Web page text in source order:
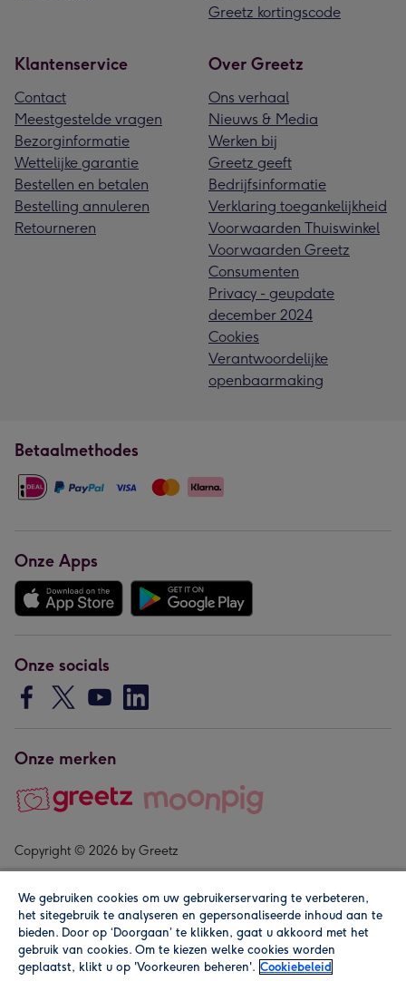
Greetz kortingscode
Klantenservice
Contact
Meestgestelde vragen
Bezorginformatie
Wettelijke garantie
Bestellen en betalen
Bestelling annuleren
Retourneren
Over Greetz
Ons verhaal
Nieuws & Media
Werken bij
Greetz geeft
Bedrijfsinformatie
Verklaring toegankelijkheid
Voorwaarden Thuiswinkel
Voorwaarden Greetz
Consumenten
Privacy - geupdate
december 2024
Cookies
Verantwoordelijke
openbaarmaking
Betaalmethodes
Onze Apps
Onze socials
Onze merken
Copyright © 2026 by Greetz
Alle prijzen zijn inclusief btw en andere heffingen. Lees de
We gebruiken cookies om uw gebruikerservaring te verbeteren,
het sitegebruik te analyseren en gepersonaliseerde inhoud aan te
bieden. Door op ‘Doorgaan’ te klikken, gaat u akkoord met het
gebruik van cookies. Om te kiezen welke cookies worden
geplaatst, klikt u op 'Voorkeuren beheren'. Cookiebeleid